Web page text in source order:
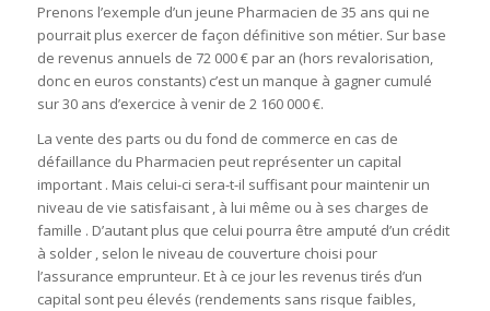
Prenons l’exemple d’un jeune Pharmacien de 35 ans qui ne
pourrait plus exercer de façon définitive son métier. Sur base
de revenus annuels de 72 000 € par an (hors revalorisation,
donc en euros constants) c’est un manque à gagner cumulé
sur 30 ans d’exercice à venir de 2 160 000 €.
La vente des parts ou du fond de commerce en cas de
défaillance du Pharmacien peut représenter un capital
important . Mais celui-ci sera-t-il suffisant pour maintenir un
niveau de vie satisfaisant , à lui même ou à ses charges de
famille . D’autant plus que celui pourra être amputé d’un crédit
à solder , selon le niveau de couverture choisi pour
l’assurance emprunteur. Et à ce jour les revenus tirés d’un
capital sont peu élevés (rendements sans risque faibles,